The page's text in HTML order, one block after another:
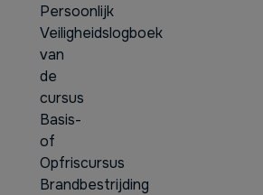
Persoonlijk
Veiligheidslogboek
van
de
cursus
Basis-
of
Opfriscursus
Brandbestrijding